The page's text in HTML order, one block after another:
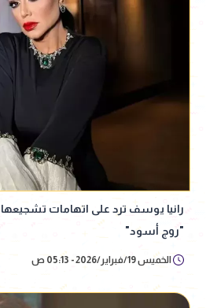
رانيا يوسف ترد على اتهامات
"روج أسود"
الخميس 19/فبراير/2026 - 05:13 ص